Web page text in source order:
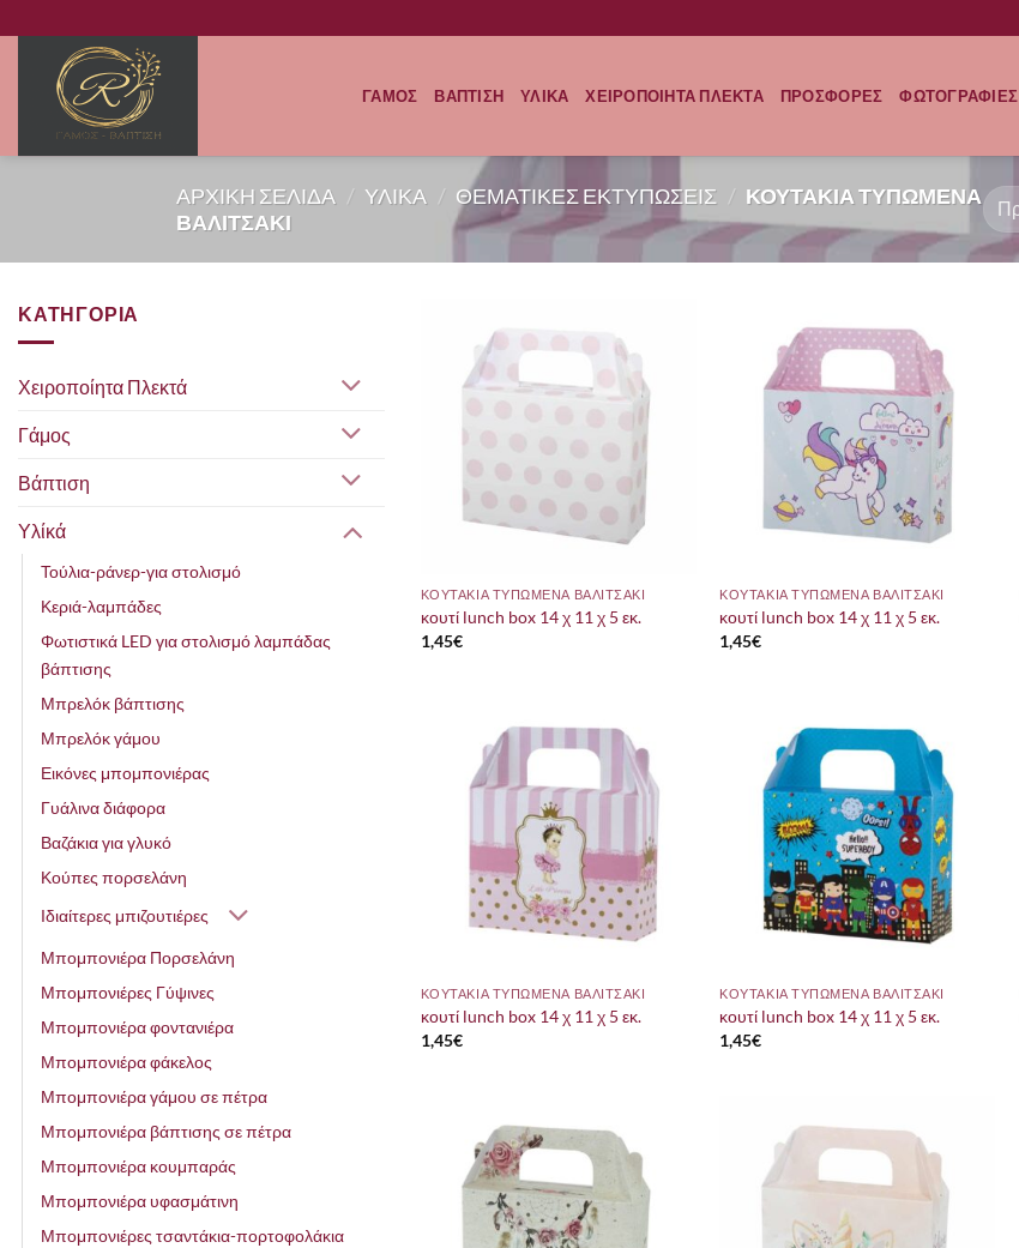
στο
περιεχόμενο
ΓΑΜΟΣ ΒΑΠΤΙΣΗ ΥΛΙΚΑ ΧΕΙΡΟΠΟΙΗΤΑ ΠΛΕΚΤΑ ΠΡΟΣΦΟΡΕΣ ΦΩΤΟΓΡΑΦΙΕΣ
ΑΡΧΙΚΗ ΣΕΛΙΔΑ / ΥΛΙΚΑ / ΘΕΜΑΤΙΚΕΣ ΕΚΤΥΠΩΣΕΙΣ / ΚΟΥΤΑΚΙΑ ΤΥΠΩΜΕΝΑ
ΒΑΛΙΤΣΑΚΙ
ΚΑΤΗΓΟΡΙΑ
Χειροποίητα Πλεκτά
Γάμος
Βάπτιση
Υλίκά
Τούλια-ράνερ-για στολισμό
Κεριά-λαμπάδες
Φωτιστικά LED για στολισμό λαμπάδας
βάπτισης
Μπρελόκ βάπτισης
Μπρελόκ γάμου
Εικόνες μπομπονιέρας
Γυάλινα διάφορα
Βαζάκια για γλυκό
Κούπες πορσελάνη
Ιδιαίτερες μπιζουτιέρες
Μπομπονιέρα Πορσελάνη
Μπομπονιέρες Γύψινες
Μπομπονιέρα φοντανιέρα
Μπομπονιέρα φάκελος
Μπομπονιέρα γάμου σε πέτρα
Μπομπονιέρα βάπτισης σε πέτρα
Μπομπονιέρα κουμπαράς
Μπομπονιέρα υφασμάτινη
Μπομπονιέρες τσαντάκια-πορτοφολάκια
ΚΟΥΤΑΚΙΑ ΤΥΠΩΜΕΝΑ ΒΑΛΙΤΣΑΚΙ
κουτί lunch box 14 χ 11 χ 5 εκ.
1,45€
ΚΟΥΤΑΚΙΑ ΤΥΠΩΜΕΝΑ ΒΑΛΙΤΣΑΚΙ
κουτί lunch box 14 χ 11 χ 5 εκ.
1,45€
ΚΟΥΤΑΚΙΑ ΤΥΠΩΜΕΝΑ ΒΑΛΙΤΣΑΚΙ
κουτί lunch box 14 χ 11 χ 5 εκ.
1,45€
ΚΟΥΤΑΚΙΑ ΤΥΠΩΜΕΝΑ ΒΑΛΙΤΣΑΚΙ
κουτί lunch box 14 χ 11 χ 5 εκ.
1,45€